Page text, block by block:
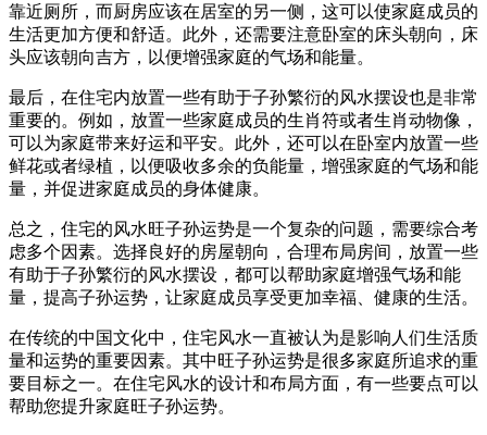
靠近厕所，而厨房应该在居室的另一侧，这可以使家庭成员的
生活更加方便和舒适。此外，还需要注意卧室的床头朝向，床
头应该朝向吉方，以便增强家庭的气场和能量。
最后，在住宅内放置一些有助于子孙繁衍的风水摆设也是非常
重要的。例如，放置一些家庭成员的生肖符或者生肖动物像，
可以为家庭带来好运和平安。此外，还可以在卧室内放置一些
鲜花或者绿植，以便吸收多余的负能量，增强家庭的气场和能
量，并促进家庭成员的身体健康。
总之，住宅的风水旺子孙运势是一个复杂的问题，需要综合考
虑多个因素。选择良好的房屋朝向，合理布局房间，放置一些
有助于子孙繁衍的风水摆设，都可以帮助家庭增强气场和能
量，提高子孙运势，让家庭成员享受更加幸福、健康的生活。
在传统的中国文化中，住宅风水一直被认为是影响人们生活质
量和运势的重要因素。其中旺子孙运势是很多家庭所追求的重
要目标之一。在住宅风水的设计和布局方面，有一些要点可以
帮助您提升家庭旺子孙运势。